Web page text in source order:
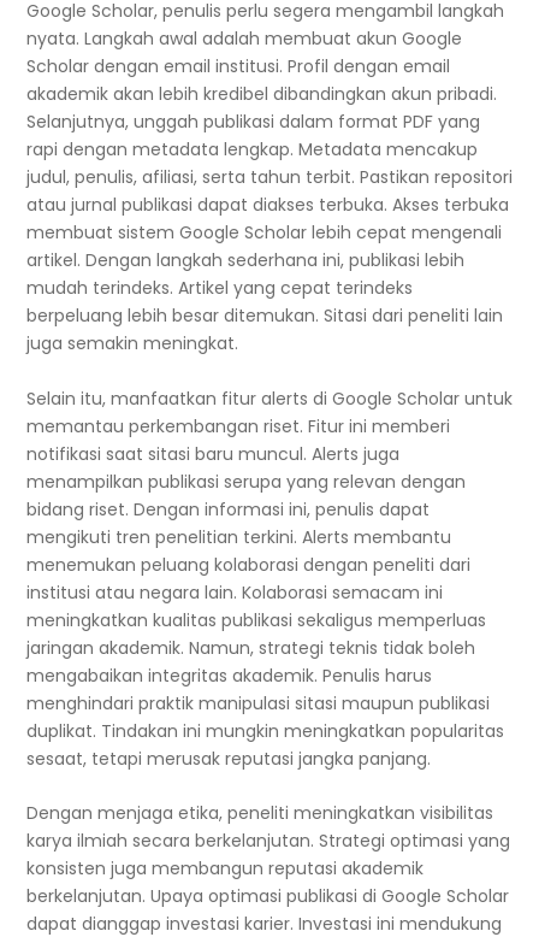
Google Scholar, penulis perlu segera mengambil langkah
nyata. Langkah awal adalah membuat akun Google
Scholar dengan email institusi. Profil dengan email
akademik akan lebih kredibel dibandingkan akun pribadi.
Selanjutnya, unggah publikasi dalam format PDF yang
rapi dengan metadata lengkap. Metadata mencakup
judul, penulis, afiliasi, serta tahun terbit. Pastikan repositori
atau jurnal publikasi dapat diakses terbuka. Akses terbuka
membuat sistem Google Scholar lebih cepat mengenali
artikel. Dengan langkah sederhana ini, publikasi lebih
mudah terindeks. Artikel yang cepat terindeks
berpeluang lebih besar ditemukan. Sitasi dari peneliti lain
juga semakin meningkat.
Selain itu, manfaatkan fitur alerts di Google Scholar untuk
memantau perkembangan riset. Fitur ini memberi
notifikasi saat sitasi baru muncul. Alerts juga
menampilkan publikasi serupa yang relevan dengan
bidang riset. Dengan informasi ini, penulis dapat
mengikuti tren penelitian terkini. Alerts membantu
menemukan peluang kolaborasi dengan peneliti dari
institusi atau negara lain. Kolaborasi semacam ini
meningkatkan kualitas publikasi sekaligus memperluas
jaringan akademik. Namun, strategi teknis tidak boleh
mengabaikan integritas akademik. Penulis harus
menghindari praktik manipulasi sitasi maupun publikasi
duplikat. Tindakan ini mungkin meningkatkan popularitas
sesaat, tetapi merusak reputasi jangka panjang.
Dengan menjaga etika, peneliti meningkatkan visibilitas
karya ilmiah secara berkelanjutan. Strategi optimasi yang
konsisten juga membangun reputasi akademik
berkelanjutan. Upaya optimasi publikasi di Google Scholar
dapat dianggap investasi karier. Investasi ini mendukung